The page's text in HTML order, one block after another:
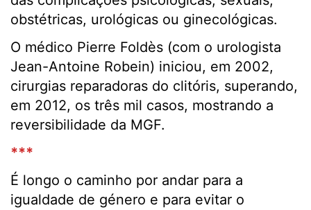
obstétricas, urológicas ou ginecológicas.
O médico Pierre Foldès (com o urologista
Jean-Antoine Robein) iniciou, em 2002,
cirurgias reparadoras do clitóris, superando,
em 2012, os três mil casos, mostrando a
reversibilidade da MGF.
***
É longo o caminho por andar para a
igualdade de género e para evitar o